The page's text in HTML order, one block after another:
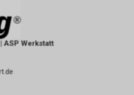
ASP Werkstatt